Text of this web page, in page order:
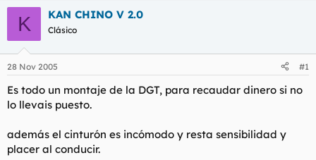
i
c
i
a
d
o
d
e
t
e
h
e
i
o
K KAN CHINO V 2.0
Clásico
28 Nov 2005 #1
Es todo un montaje de la DGT, para recaudar dinero si no
lo llevais puesto.
además el cinturón es incómodo y resta sensibilidad y
placer al conducir.